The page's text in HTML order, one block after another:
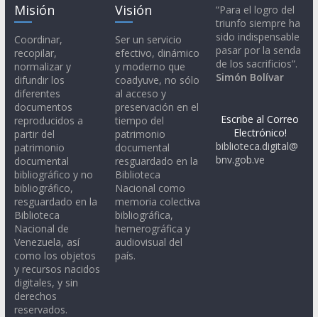
Misión
Coordinar,
recopilar,
normalizar y
difundir los
diferentes
documentos
reproducidos a
partir del
patrimonio
documental
bibliográfico y no
bibliográfico,
resguardado en la
Biblioteca
Nacional de
Venezuela, así
como los objetos
y recursos nacidos
digitales, y sin
derechos
reservados.
Visión
Ser un servicio
efectivo, dinámico
y moderno que
coadyuve, no sólo
al acceso y
preservación en el
tiempo del
patrimonio
documental
resguardado en la
Biblioteca
Nacional como
memoria colectiva
bibliográfica,
hemerográfica y
audiovisual del
país.
“Para el logro del
triunfo siempre ha
sido indispensable
pasar por la senda
de los sacrificios”.
Simón Bolívar
Escribe al Correo
Electrónico!
biblioteca.digital@
bnv.gob.ve